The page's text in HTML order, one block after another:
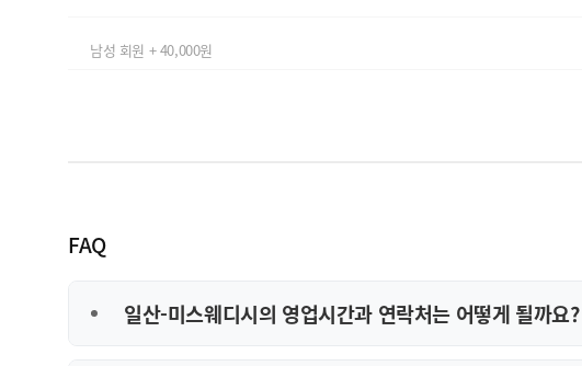
남성 회원 + 40,000원
FAQ
일산-미스웨디시의 영업시간과 연락처는 어떻게 될까요?